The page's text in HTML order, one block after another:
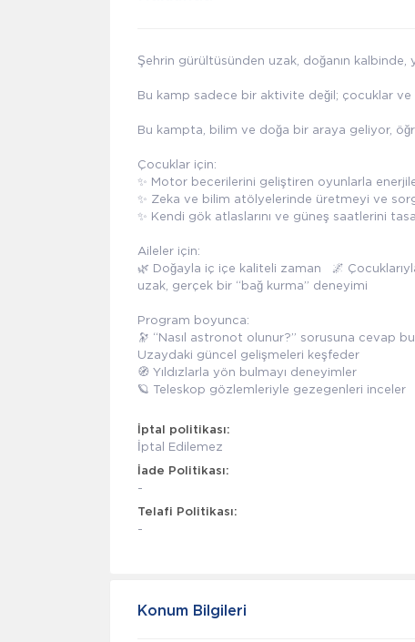
Şehrin gürültüsünden uzak, doğanın kalbinde,
Bu kamp sadece bir aktivite değil; çocuklar
Bu kampta, bilim ve doğa bir araya geliyor,
Çocuklar için:
✨ Motor becerilerini geliştiren oyunlarla
✨ Zeka ve bilim atölyelerinde üretmeyi ve
✨ Kendi gök atlaslarını ve güneş saatlerini
Aileler için:
🌿 Doğayla iç içe kaliteli zaman 🌌
uzak, gerçek bir “bağ kurma” deneyimi
Program boyunca:
🔭 “Nasıl astronot olunur?” sorusuna cevap
Uzaydaki güncel gelişmeleri keşfeder
🧭 Yıldızlarla yön bulmayı deneyimler
🪐 Teleskop gözlemleriyle gezegenleri inceler
İptal politikası:
İptal Edilemez
İade Politikası:
-
Telafi Politikası:
-
Konum Bilgileri